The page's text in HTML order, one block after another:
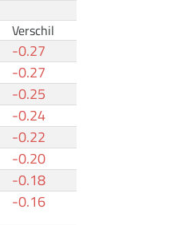
Verschil
-0.27
-0.27
-0.25
-0.24
-0.22
-0.20
-0.18
-0.16